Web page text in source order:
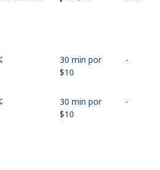
30 min por
⁦$10⁩
-
30 min por
⁦$10⁩
-